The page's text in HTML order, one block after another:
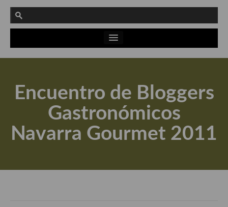
Actualidad y recomendaciones
Apuntes, estudios sobre temas interesantes e importantes
Aceite de Oliva Virgen Extra (AOVE)
Recetas maridadas con los mejores AOVES
Encuentro de Bloggers
Gastronómicos
Navarra Gourmet 2011